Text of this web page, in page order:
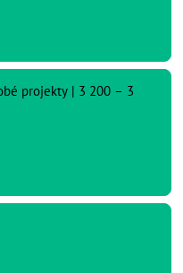
projekty | 3 200 – 3